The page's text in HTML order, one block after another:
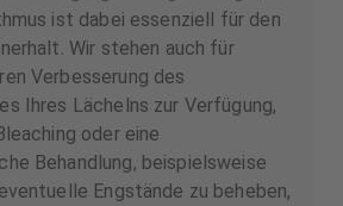
ist dabei essenziell für den
Wir stehen auch für
Verbesserung des
Ihres Lächelns zur Verfügung,
oder eine
Behandlung, beispielsweise
Engstände zu beheben,